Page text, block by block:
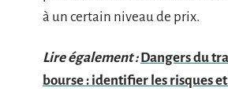
à un certain niveau de prix.
Lire également : Dangers du
bourse : identifier les risques